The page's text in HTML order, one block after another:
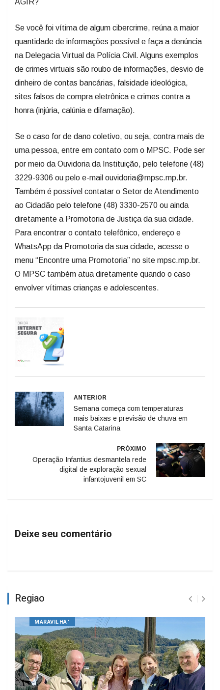
AGIR?
Se você foi vítima de algum cibercrime, reúna a maior
quantidade de informações possível e faça a denúncia
na Delegacia Virtual da Polícia Civil. Alguns exemplos
de crimes virtuais são roubo de informações, desvio de
dinheiro de contas bancárias, falsidade ideológica,
sites falsos de compra eletrônica e crimes contra a
honra (injúria, calúnia e difamação).
Se o caso for de dano coletivo, ou seja, contra mais de
uma pessoa, entre em contato com o MPSC. Pode ser
por meio da Ouvidoria da Instituição, pelo telefone (48)
3229-9306 ou pelo e-mail ouvidoria@mpsc.mp.br.
Também é possível contatar o Setor de Atendimento
ao Cidadão pelo telefone (48) 3330-2570 ou ainda
diretamente a Promotoria de Justiça da sua cidade.
Para encontrar o contato telefônico, endereço e
WhatsApp da Promotoria da sua cidade, acesse o
menu “Encontre uma Promotoria” no site mpsc.mp.br.
O MPSC também atua diretamente quando o caso
envolver vítimas crianças e adolescentes.
ANTERIOR
Semana começa com temperaturas
mais baixas e previsão de chuva em
Santa Catarina
PRÓXIMO
Operação Infantius desmantela rede
digital de exploração sexual
infantojuvenil em SC
Deixe seu comentário
Regiao
MARAVILHA"